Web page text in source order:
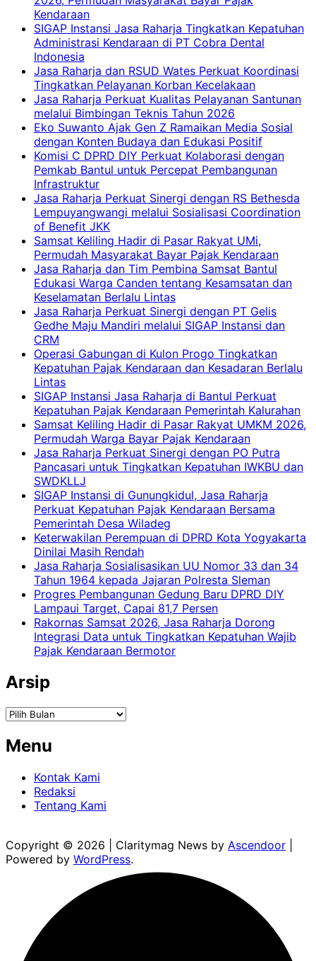
Kendaraan
SIGAP Instansi Jasa Raharja Tingkatkan Kepatuhan
Administrasi Kendaraan di PT Cobra Dental
Indonesia
Jasa Raharja dan RSUD Wates Perkuat Koordinasi
Tingkatkan Pelayanan Korban Kecelakaan
Jasa Raharja Perkuat Kualitas Pelayanan Santunan
melalui Bimbingan Teknis Tahun 2026
Eko Suwanto Ajak Gen Z Ramaikan Media Sosial
dengan Konten Budaya dan Edukasi Positif
Komisi C DPRD DIY Perkuat Kolaborasi dengan
Pemkab Bantul untuk Percepat Pembangunan
Infrastruktur
Jasa Raharja Perkuat Sinergi dengan RS Bethesda
Lempuyangwangi melalui Sosialisasi Coordination
of Benefit JKK
Samsat Keliling Hadir di Pasar Rakyat UMi,
Permudah Masyarakat Bayar Pajak Kendaraan
Jasa Raharja dan Tim Pembina Samsat Bantul
Edukasi Warga Canden tentang Kesamsatan dan
Keselamatan Berlalu Lintas
Jasa Raharja Perkuat Sinergi dengan PT Gelis
Gedhe Maju Mandiri melalui SIGAP Instansi dan
CRM
Operasi Gabungan di Kulon Progo Tingkatkan
Kepatuhan Pajak Kendaraan dan Kesadaran Berlalu
Lintas
SIGAP Instansi Jasa Raharja di Bantul Perkuat
Kepatuhan Pajak Kendaraan Pemerintah Kalurahan
Samsat Keliling Hadir di Pasar Rakyat UMKM 2026,
Permudah Warga Bayar Pajak Kendaraan
Jasa Raharja Perkuat Sinergi dengan PO Putra
Pancasari untuk Tingkatkan Kepatuhan IWKBU dan
SWDKLLJ
SIGAP Instansi di Gunungkidul, Jasa Raharja
Perkuat Kepatuhan Pajak Kendaraan Bersama
Pemerintah Desa Wiladeg
Keterwakilan Perempuan di DPRD Kota Yogyakarta
Dinilai Masih Rendah
Jasa Raharja Sosialisasikan UU Nomor 33 dan 34
Tahun 1964 kepada Jajaran Polresta Sleman
Progres Pembangunan Gedung Baru DPRD DIY
Lampaui Target, Capai 81,7 Persen
Rakornas Samsat 2026, Jasa Raharja Dorong
Integrasi Data untuk Tingkatkan Kepatuhan Wajib
Pajak Kendaraan Bermotor
Arsip
Arsip
Menu
Kontak Kami
Redaksi
Tentang Kami
Copyright © 2026 | Claritymag News by Ascendoor
Powered by WordPress.